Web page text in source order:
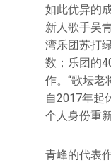
如此优异的
新人歌手吴
湾乐团苏打
数；乐团的
作。“歌坛老
自2017年起
个人身份重
青峰的代表